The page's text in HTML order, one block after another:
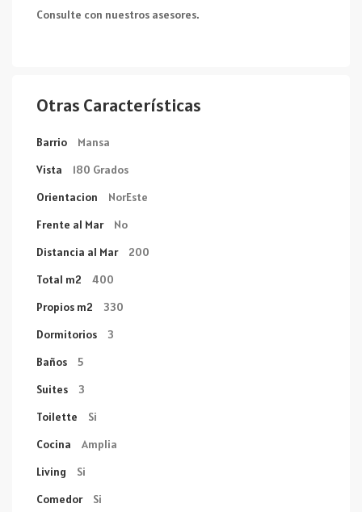
Consulte con nuestros asesores.
Otras Características
Barrio
Mansa
Vista
180 Grados
Orientacion
NorEste
Frente al Mar
No
Distancia al Mar
200
Total m2
400
Propios m2
330
Dormitorios
3
Baños
5
Suites
3
Toilette
Si
Cocina
Amplia
Living
Si
Comedor
Si